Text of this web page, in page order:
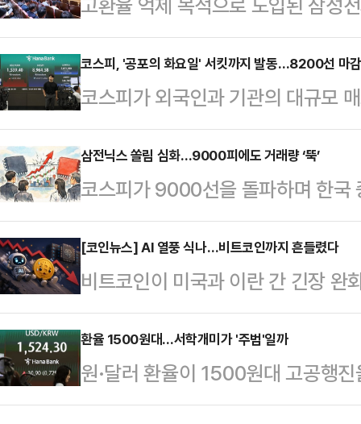
이 증시 변동성과 투자자 피해 우려
'반성'과 '후회'를 언급하며 사실상
의도 금감원 본원에서 진행된 기자
"홍콩에 있는 (삼성전자·SK하이닉
자를 환류하기 위한 방안으로 (도
작용이 너무 커져 정부가 고민이 굉
"지난해 고환율 국면…
코스피, '공포의 화요일' 서킷까지 발동…8200선 마
코스피가 외국인과 기관의 대규모
8200선까지 주저앉았다.장중에는
스피 1단계 서킷브레이커까지 발
지수는 전 거래일 대비 910.71포
쳤다.지수는 전장(9114.55)보다
출발한 뒤 낙폭을 키웠다.장중 한
도세가 쏟아지며 8203.84까지 밀
로…
삼전닉스 쏠림 심화…9000피에도 거래량 ‘뚝’
코스피가 9000선을 돌파하며 한국
의 관심은 ‘반도체 투톱’인 삼성전
한국거래소에 따르면 유가증권시
원으로 집계됐다.이는 코스피가
2150억원)보다 높은 수준으로, 코
을 넘어서자 투자 심리를 한층 자극
려 감소했다.6월 일평균 거래량
비 적다.…
[코인뉴스] AI 열풍 식나…비트코인까지 흔들렸다
비트코인이 미국과 이란 간 긴장
렸다.최근 시장을 주도했던 인공지
면서 위험자산 전반이 흔들린 영향
황 플랫폼 코인게코에 따르면 이
에 거래됐다.비트코인은 최근 미국
환율 1500원대…서학개미가 '주범'일까
원·달러 환율이 1500원대 고공행
를 댕긴 '서학개미 책임론'의 유효